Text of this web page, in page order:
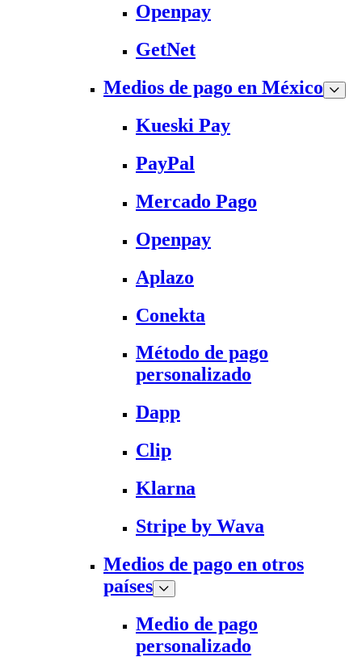
Openpay
GetNet
Medios de pago en México
Kueski Pay
PayPal
Mercado Pago
Openpay
Aplazo
Conekta
Método de pago
personalizado
Dapp
Clip
Klarna
Stripe by Wava
Medios de pago en otros
países
Medio de pago
personalizado